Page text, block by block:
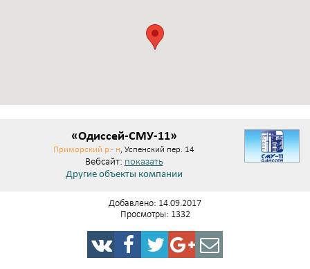
«Одиссей-СМУ-11»
Приморский р.- н, Успенский пер. 14
Вебсайт: показать
Другие объекты компании
Добавлено: 14.09.2017
Просмотры: 1332